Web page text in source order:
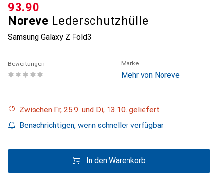
Noreve Lederschutzhülle
Samsung Galaxy Z Fold3
CHF
93.90
Bewertungen Marke
Mehr von Noreve
Zwischen Fr, 25.9. und Di, 13.10. geliefert
Benachrichtigen, wenn schneller verfügbar
In den Warenkorb